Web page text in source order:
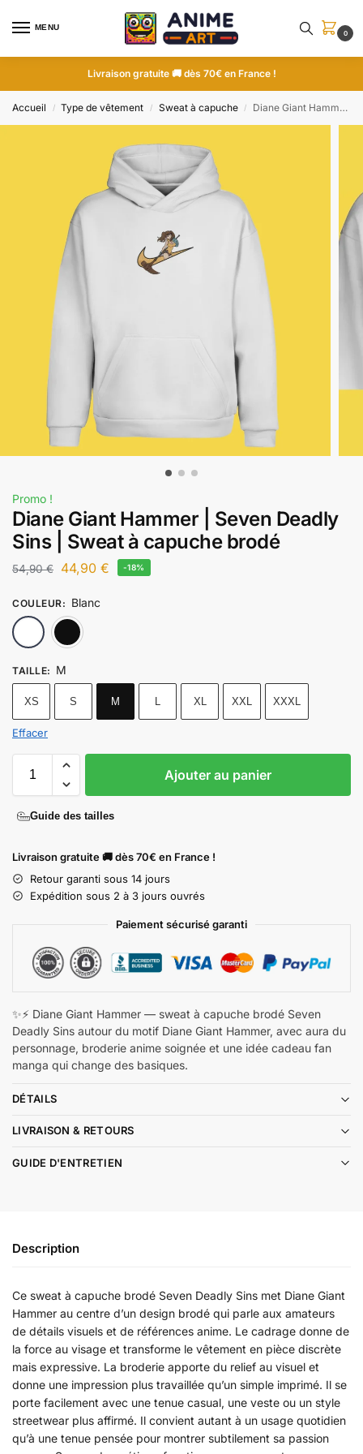
MENU
0
Livraison gratuite 🚚 dès 70€ en France !
Accueil / Type de vêtement / Sweat à capuche / Diane Giant Hammer | Seven Deadly Sins | Sweat à capuche brodé
Promo !
Diane Giant Hammer | Seven Deadly
Sins | Sweat à capuche brodé
54,90€ 44,90 € -18%
COULEUR: Blanc
TAILLE: M
XS S M L XL XXL XXXL
Effacer
Ajouter au panier
Guide des tailles
Livraison gratuite 🚚 dès 70€ en France !
Retour garanti sous 14 jours
Expédition sous 2 à 3 jours ouvrés
Paiement sécurisé garanti
✨⚡ Diane Giant Hammer — sweat à capuche brodé Seven
Deadly Sins autour du motif Diane Giant Hammer, avec aura du
personnage, broderie anime soignée et une idée cadeau fan
manga qui change des basiques.
DÉTAILS
LIVRAISON & RETOURS
GUIDE D'ENTRETIEN
Description
Ce sweat à capuche brodé Seven Deadly Sins met Diane Giant
Hammer au centre d’un design brodé qui parle aux amateurs
de détails visuels et de références anime. Le cadrage donne de
la force au visage et transforme le vêtement en pièce discrète
mais expressive. La broderie apporte du relief au visuel et
donne une impression plus travaillée qu’un simple imprimé. Il se
porte facilement avec une tenue casual, une veste ou un style
streetwear plus affirmé. Il convient autant à un usage quotidien
qu’à une tenue pensée pour montrer subtilement sa passion